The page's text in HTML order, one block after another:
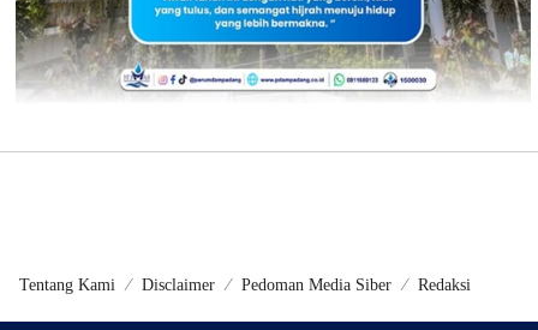
Tentang Kami Disclaimer Pedoman Media Siber Redaksi